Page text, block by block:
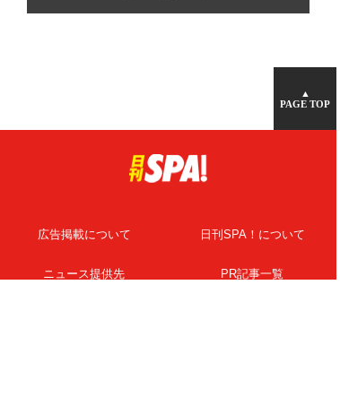
▲
PAGE TOP
広告掲載について 日刊SPA！について
ニュース提供先 PR記事一覧